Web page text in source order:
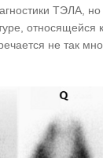
ТЭЛА,
относящейся
не так